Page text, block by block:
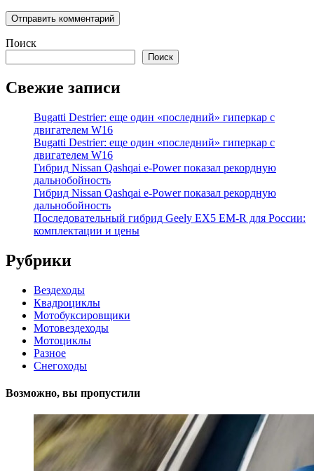
Поиск
Поиск
Свежие записи
Bugatti Destrier: еще один «последний» гиперкар с
двигателем W16
Bugatti Destrier: еще один «последний» гиперкар с
двигателем W16
Гибрид Nissan Qashqai e-Power показал рекордную
дальнобойность
Гибрид Nissan Qashqai e-Power показал рекордную
дальнобойность
Последовательный гибрид Geely EX5 EM-R для России:
комплектации и цены
Рубрики
Вездеходы
Квадроциклы
Мотобуксировщики
Мотовездеходы
Мотоциклы
Разное
Снегоходы
Возможно, вы пропустили